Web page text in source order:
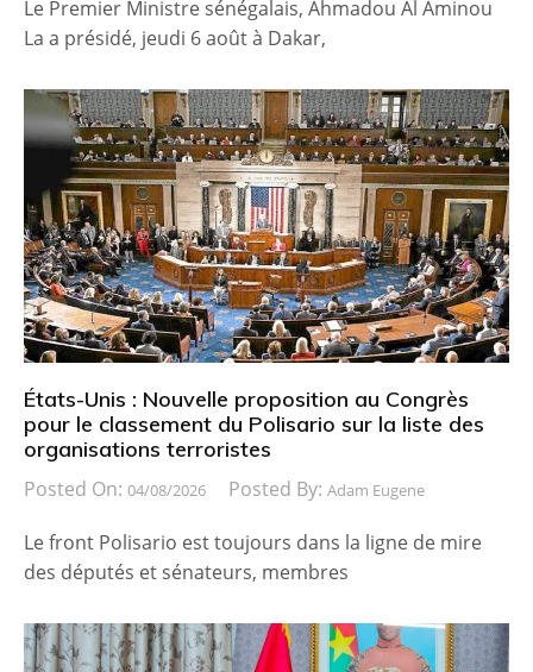
Le Premier Ministre sénégalais, Ahmadou Al Aminou
La a présidé, jeudi 6 août à Dakar,
États-Unis : Nouvelle proposition au Congrès
pour le classement du Polisario sur la liste des
organisations terroristes
Posted On: 04/08/2026 Posted By: Adam Eugene
Le front Polisario est toujours dans la ligne de mire
des députés et sénateurs, membres